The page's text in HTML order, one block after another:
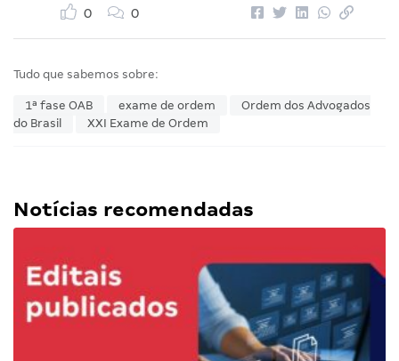
0 0
Tudo que sabemos sobre:
1ª fase OAB exame de ordem
Ordem dos Advogados
do Brasil
XXI Exame de Ordem
Notícias recomendadas